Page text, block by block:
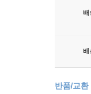
이후 건
아서와
원제인
배
배
반품/교환